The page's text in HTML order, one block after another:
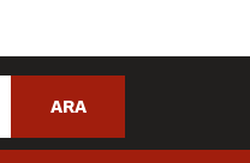
ARA